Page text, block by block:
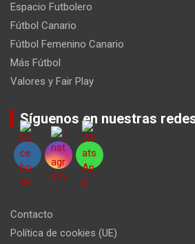
Espacio Futbolero
Fútbol Canario
Fútbol Femenino Canario
Más Fútbol
Valores y Fair Play
Síguenos en nuestras
Contacto
Política de cookies (UE)